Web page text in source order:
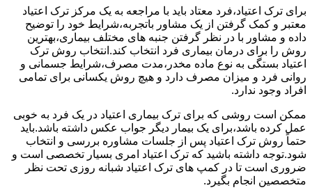
برای ترک اعتیاد،فرد معتاد باید با مراجعه به یک مرکز ترک اعتیاد
معتبر و کمک گرفتن از یک مشاور باتجربه،شرایط خود را توضیح
داده و مشاور با در نظر گرفتن جنبه های مختلف بیماری،بهترین
روش را برای درمان بیماری فرد انتخاب کند.انتخاب روش ترک
اعتیاد بستگی به نوع ماده مخدر،مدت مصرف،شرایط جسمانی و
روانی فرد و میزان مصرف دارد و هیچ روش یکسانی برای تمامی
افراد وجود ندارد.
ممکن است روشی که برای ترک بیماری اعتیاد در یک فرد به خوبی
عمل کرده باشد،برای یک بیمار دیگر جواب عکس داشته باشد.باید
حتماً روش ترک اعتیاد پس از جلسات مشاوره بررسی و انتخاب
شود.توجه داشته باشید که ترک اعتیاد امری بسیار تخصصی است و
ضروری است تا در کمپ های ترک اعتیاد شبانه روزی تحت نظر
متخصصین انجام بگیرد.